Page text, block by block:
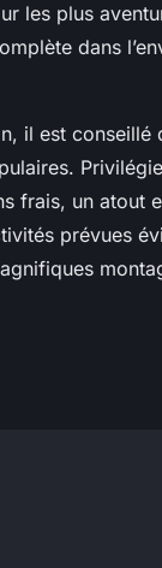
les plus
dans
il est conseillé
frais, un atout
prévues